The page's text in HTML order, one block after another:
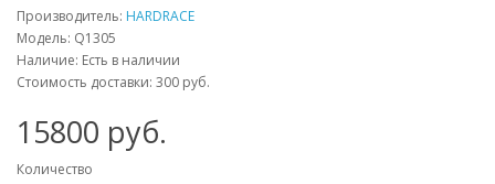
Производитель: HARDRACE
Модель: Q1305
Наличие: Есть в наличии
Стоимость доставки: 300 руб.
15800 руб.
Количество